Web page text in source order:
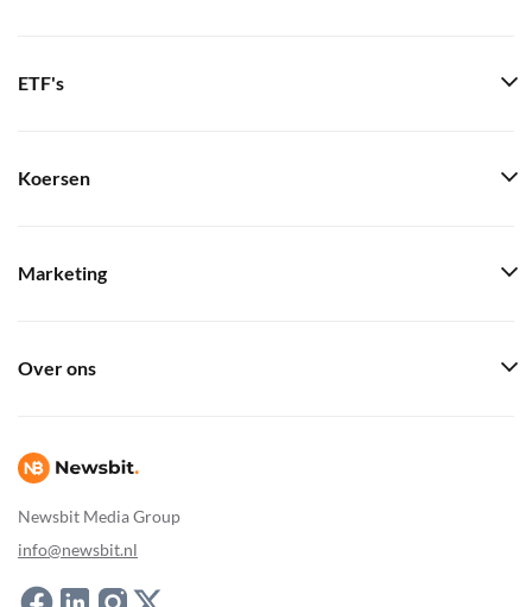
Newsbit Media Group
info@newsbit.nl
ETF's
Koersen
Marketing
Over ons